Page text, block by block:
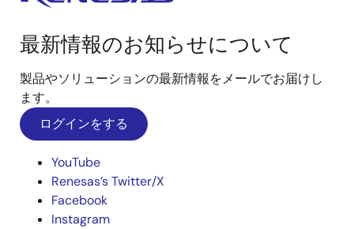
最新情報のお知らせについて
製品やソリューションの最新情報をメールでお届けし
ます。
ログインをする
YouTube
Renesas’s Twitter/X
Facebook
Instagram